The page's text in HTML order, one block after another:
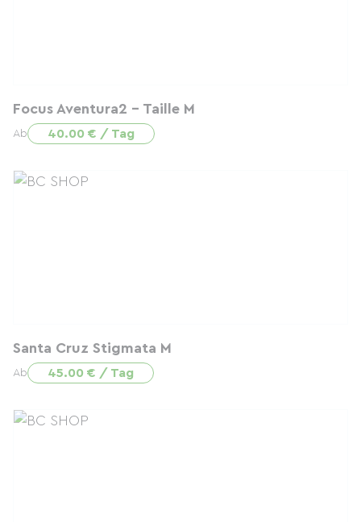
Focus Aventura2 - Taille M
Ab 40.00 € / Tag
Santa Cruz Stigmata M
Ab 45.00 € / Tag